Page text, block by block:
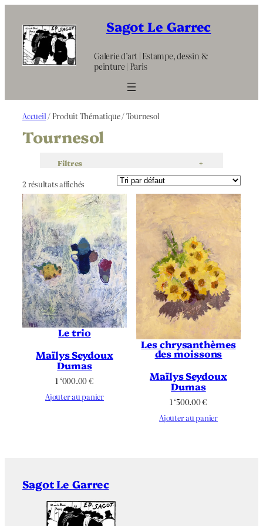
contenu
Sagot Le Garrec
Galerie d’art | Estampe, dessin &
peinture | Paris
Accueil / Produit Thématique / Tournesol
Tournesol
Filtres +
2 résultats affichés
Le trio
Maïlys Seydoux
Dumas
1 ‘000.00€
Ajouter au panier
Les chrysanthèmes
des moissons
Maïlys Seydoux
Dumas
1 ‘500.00€
Ajouter au panier
Sagot Le Garrec